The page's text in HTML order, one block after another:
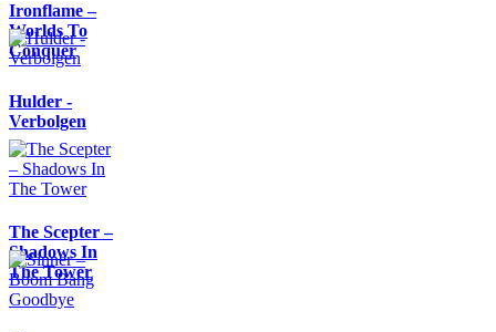
Ironflame –
Worlds To
Conquer
Hulder -
Verbolgen
The Scepter –
Shadows In
The Tower